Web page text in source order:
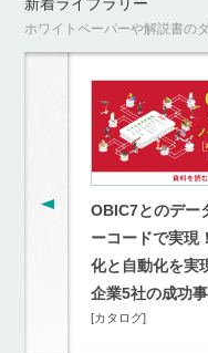
新着ライブラリー
ホワイトペーパーや解説書の
OBIC7とのデー
ーコードで実現
化と自動化を実
企業5社の成功
[カタログ]